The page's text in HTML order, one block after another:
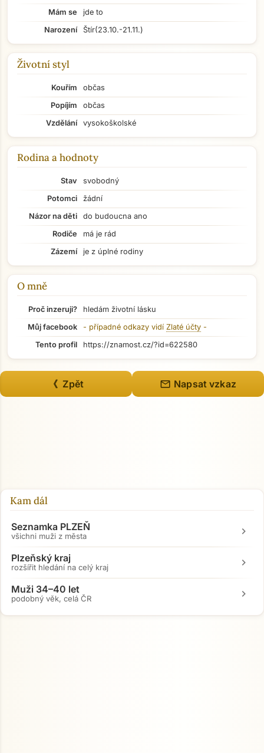
Přejít na hlavní obsah
Mám se
jde to
Narození
Štír(23.10.-21.11.)
Životní styl
Kouřím
občas
Popíjím
občas
Vzdělání
vysokoškolské
Rodina a hodnoty
Stav
svobodný
Potomci
žádní
Názor na děti
do budoucna ano
Rodiče
má je rád
Zázemí
je z úplné rodiny
O mně
Proč inzeruji?
hledám životní lásku
Můj facebook
- případné odkazy vidí Zlaté účty -
Tento profil
https://znamost.cz/?id=622580
《 Zpět mail Napsat vzkaz
Kam dál
Seznamka PLZEŇ
všichni muži z města chevron_right
Plzeňský kraj
rozšířit hledání na celý kraj chevron_right
Muži 34–40 let
podobný věk, celá ČR chevron_right